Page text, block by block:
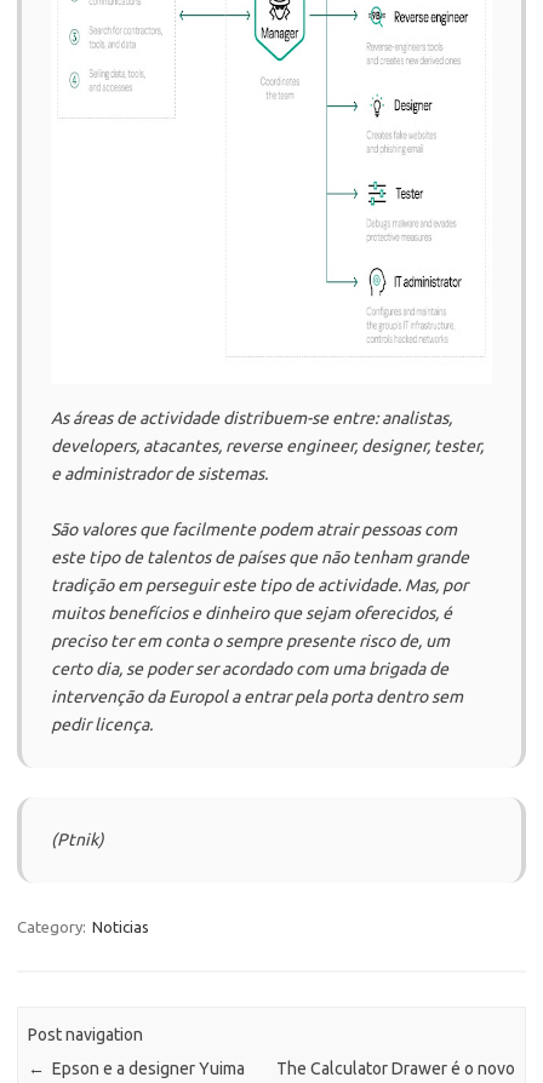
As áreas de actividade distribuem-se entre: analistas,
developers, atacantes, reverse engineer, designer, tester,
e administrador de sistemas.
São valores que facilmente podem atrair pessoas com
este tipo de talentos de países que não tenham grande
tradição em perseguir este tipo de actividade. Mas, por
muitos benefícios e dinheiro que sejam oferecidos, é
preciso ter em conta o sempre presente risco de, um
certo dia, se poder ser acordado com uma brigada de
intervenção da Europol a entrar pela porta dentro sem
pedir licença.
(Ptnik)
Category: Noticias
Post navigation
← Epson e a designer Yuima
The Calculator Drawer é o novo